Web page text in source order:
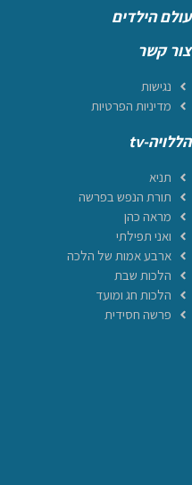
עולם הילדים
צור קשר
נגישות
מדיניות הפרטיות
הללויה-tv
תניא
תורת הנפש בפרשה
מראה כהן
ואני תפילתי
ארבע אמות של הלכה
הלכות שבת
הלכות חג ומועד
פרשה חסידית